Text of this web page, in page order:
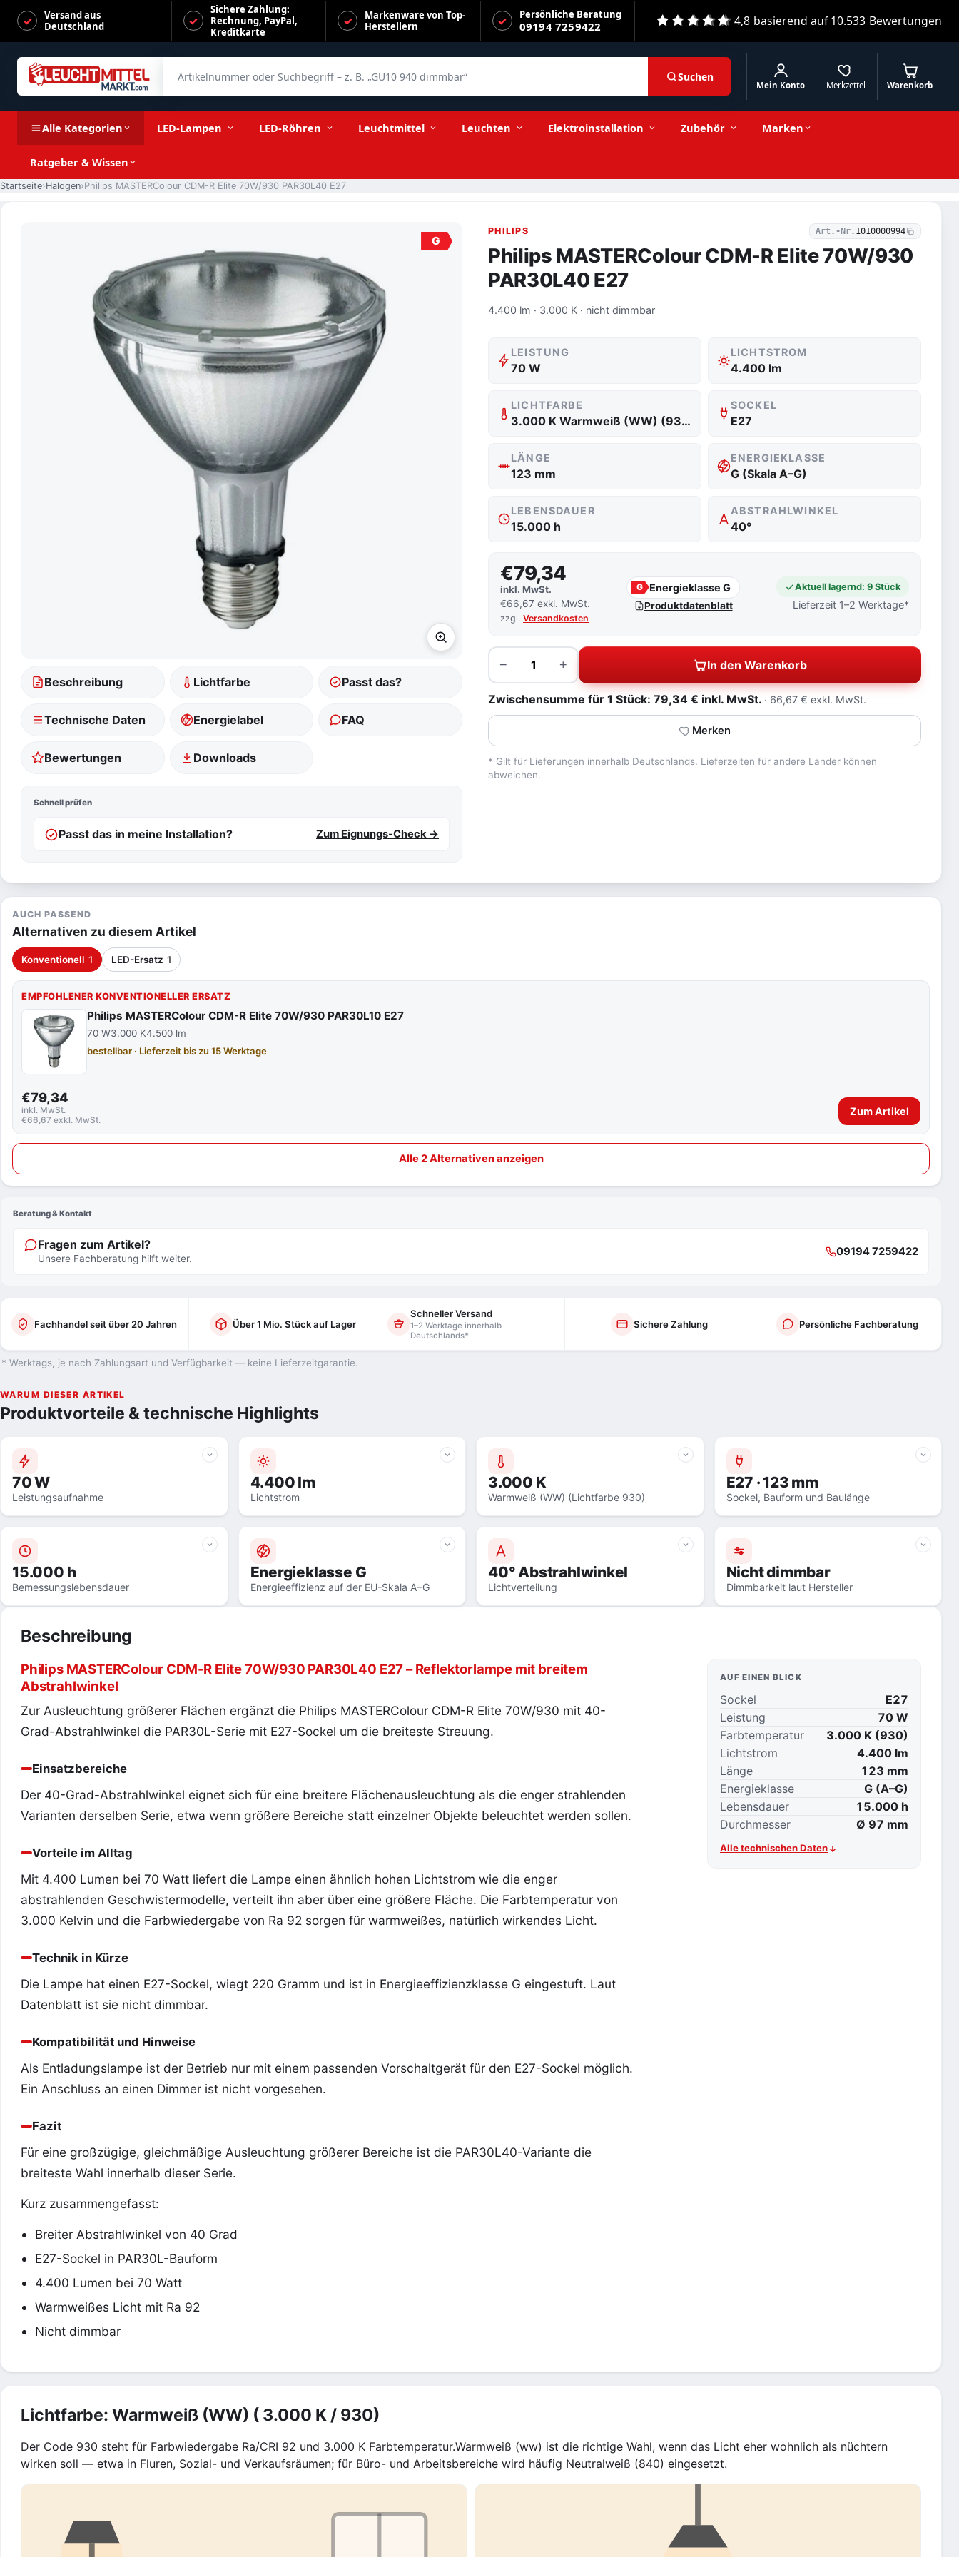
Versand aus
Deutschland
Sichere Zahlung:
Rechnung, PayPal,
Kreditkarte
Markenware von Top-
Herstellern
Persönliche Beratung
09194 7259422 4,8 basierend auf10.533 Bewertungen
Suchen
Merkzettel
Mein Konto Warenkorb
Alle Kategorien LED-Lampen LED-Röhren Leuchtmittel Leuchten Elektroinstallation Zubehör Marken
Ratgeber & Wissen
Startseite Halogen Philips MASTERColour CDM-R Elite 70W/930 PAR30L40 E27
PHILIPS Art.-Nr. 1010000994
Philips MASTERColour CDM-R Elite 70W/930
PAR30L40 E27
4.400 lm · 3.000 K · nicht dimmbar
G
Beschreibung Lichtfarbe Passt das?
Technische Daten Energielabel FAQ
Bewertungen Downloads
Schnell prüfen
Passt das in meine Installation? Zum Eignungs-Check →
LEISTUNG
70 W
LICHTSTROM
4.400 lm
LICHTFARBE
3.000 K Warmweiß (WW) (930)
SOCKEL
E27
LÄNGE
123 mm
ENERGIEKLASSE
G (Skala A–G)
LEBENSDAUER
15.000 h
ABSTRAHLWINKEL
40°
€79,34
inkl. MwSt.
€66,67 exkl. MwSt.
zzgl.Versandkosten
G Energieklasse G
Produktdatenblatt
Aktuell lagernd: 9 Stück
Lieferzeit 1–2 Werktage*
−
Menge
+ In den Warenkorb
Zwischensumme für 1 Stück: 79,34 € inkl. MwSt. 66,67 € exkl. MwSt.
Merken
* Gilt für Lieferungen innerhalb Deutschlands. Lieferzeiten für andere Länder können
abweichen.
AUCH PASSEND
Alternativen zu diesem Artikel
Konventionell 1 LED-Ersatz 1
EMPFOHLENER KONVENTIONELLER ERSATZ
Philips MASTERColour CDM-R Elite 70W/930 PAR30L10 E27
70 W3.000 K4.500 lm
bestellbar · Lieferzeit bis zu 15 Werktage
€79,34
inkl. MwSt.
€66,67 exkl. MwSt.
Zum Artikel
Alle 2 Alternativen anzeigen
Beratung & Kontakt
Fragen zum Artikel?
Unsere Fachberatung hilft weiter.
09194 7259422
Fachhandel seit über 20 Jahren Über 1 Mio. Stück auf Lager
Schneller Versand
1–2 Werktage innerhalb
Deutschlands*
Sichere Zahlung Persönliche Fachberatung
* Werktags, je nach Zahlungsart und Verfügbarkeit — keine Lieferzeitgarantie.
Philips MASTERColour CDM-R Elite 70W/930 PAR30L40 E27 −
Stückzahl + 79,34 € inkl. MwSt. In den Warenkorb
WARUM DIESER ARTIKEL
Produktvorteile & technische Highlights
70 W
Leistungsaufnahme
4.400 lm
Lichtstrom
3.000 K
Warmweiß (WW) (Lichtfarbe 930)
E27 · 123 mm
Sockel, Bauform und Baulänge
15.000 h
Bemessungslebensdauer
Energieklasse G
Energieeffizienz auf der EU-Skala A–G
40° Abstrahlwinkel
Lichtverteilung
Nicht dimmbar
Dimmbarkeit laut Hersteller
Beschreibung
Philips MASTERColour CDM-R Elite 70W/930 PAR30L40 E27 – Reflektorlampe mit breitem
Abstrahlwinkel
Zur Ausleuchtung größerer Flächen ergänzt die Philips MASTERColour CDM-R Elite 70W/930 mit 40-
Grad-Abstrahlwinkel die PAR30L-Serie mit E27-Sockel um die breiteste Streuung.
Einsatzbereiche
Der 40-Grad-Abstrahlwinkel eignet sich für eine breitere Flächenausleuchtung als die enger strahlenden
Varianten derselben Serie, etwa wenn größere Bereiche statt einzelner Objekte beleuchtet werden sollen.
Vorteile im Alltag
Mit 4.400 Lumen bei 70 Watt liefert die Lampe einen ähnlich hohen Lichtstrom wie die enger
abstrahlenden Geschwistermodelle, verteilt ihn aber über eine größere Fläche. Die Farbtemperatur von
3.000 Kelvin und die Farbwiedergabe von Ra 92 sorgen für warmweißes, natürlich wirkendes Licht.
Technik in Kürze
Die Lampe hat einen E27-Sockel, wiegt 220 Gramm und ist in Energieeffizienzklasse G eingestuft. Laut
Datenblatt ist sie nicht dimmbar.
Kompatibilität und Hinweise
Als Entladungslampe ist der Betrieb nur mit einem passenden Vorschaltgerät für den E27-Sockel möglich.
Ein Anschluss an einen Dimmer ist nicht vorgesehen.
Fazit
Für eine großzügige, gleichmäßige Ausleuchtung größerer Bereiche ist die PAR30L40-Variante die
breiteste Wahl innerhalb dieser Serie.
Kurz zusammengefasst:
Breiter Abstrahlwinkel von 40 Grad
E27-Sockel in PAR30L-Bauform
4.400 Lumen bei 70 Watt
Warmweißes Licht mit Ra 92
Nicht dimmbar
AUF EINEN BLICK
Sockel
E27
Leistung
70 W
Farbtemperatur
3.000 K (930)
Lichtstrom
4.400 lm
Länge
123 mm
Energieklasse
G (A–G)
Lebensdauer
15.000 h
Durchmesser
Ø 97 mm
Alle technischen Daten
Lichtfarbe: Warmweiß (WW) ( 3.000 K / 930)
Der Code 930 steht für Farbwiedergabe Ra/CRI 92 und 3.000 K Farbtemperatur.Warmweiß (ww) ist die richtige Wahl, wenn das Licht eher wohnlich als nüchtern
wirken soll — etwa in Fluren, Sozial- und Verkaufsräumen; für Büro- und Arbeitsbereiche wird häufig Neutralweiß (840) eingesetzt.